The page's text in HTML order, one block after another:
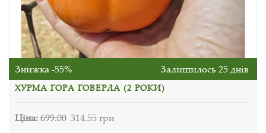
Знижка -55% Залишилось 25 днів
ХУРМА ГОРА ГОВЕРЛА (2 РОКИ)
Ціна:699.00 314.55 грн